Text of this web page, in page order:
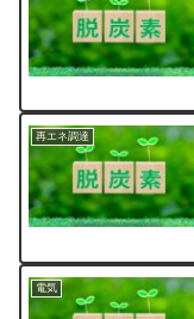
再エネ調達
電気